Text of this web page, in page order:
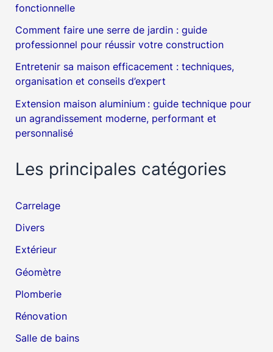
fonctionnelle
Comment faire une serre de jardin : guide
professionnel pour réussir votre construction
Entretenir sa maison efficacement : techniques,
organisation et conseils d’expert
Extension maison aluminium : guide technique pour
un agrandissement moderne, performant et
personnalisé
Les principales catégories
Carrelage
Divers
Extérieur
Géomètre
Plomberie
Rénovation
Salle de bains